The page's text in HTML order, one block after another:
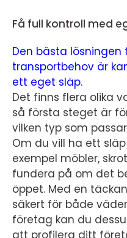
Få full kontroll med
Den bästa
transportbehov är
ett eget släp.
Det finns flera olika
så första steget är
vilken typ som
Om du vill ha ett
exempel möbler,
fundera på om det
öppet. Med en
säkert för både
företag kan du
att profilera ditt